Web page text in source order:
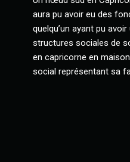
aura pu avoir eu des
quelqu’un ayant pu
structures sociales de
en capricorne en
social représentant sa